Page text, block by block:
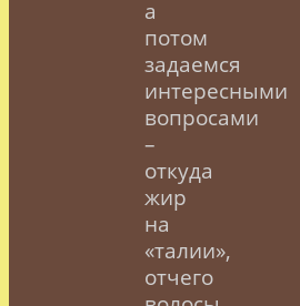
а
потом
задаемся
интересными
вопросами
–
откуда
жир
на
«талии»,
отчего